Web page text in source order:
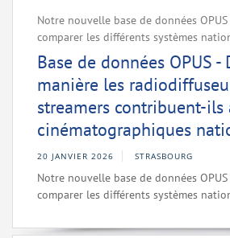
Notre nouvelle base de données
comparer les différents systèmes
Base de données OPUS -
manière les
streamers contribuent-ils
cinématographiques
20 JANVIER 2026 STRASBOURG
Notre nouvelle base de données
comparer les différents systèmes